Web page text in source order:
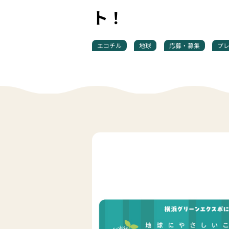
ト！
エコチル 地球 応募・募集 プ